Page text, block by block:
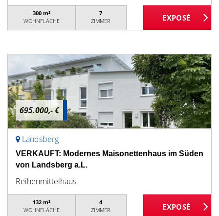
300 m²
WOHNFLÄCHE
7
ZIMMER
695.000,- €
Landsberg
VERKAUFT: Modernes Maisonettenhaus im Süden
von Landsberg a.L.
Reihenmittelhaus
132 m²
WOHNFLÄCHE
4
ZIMMER